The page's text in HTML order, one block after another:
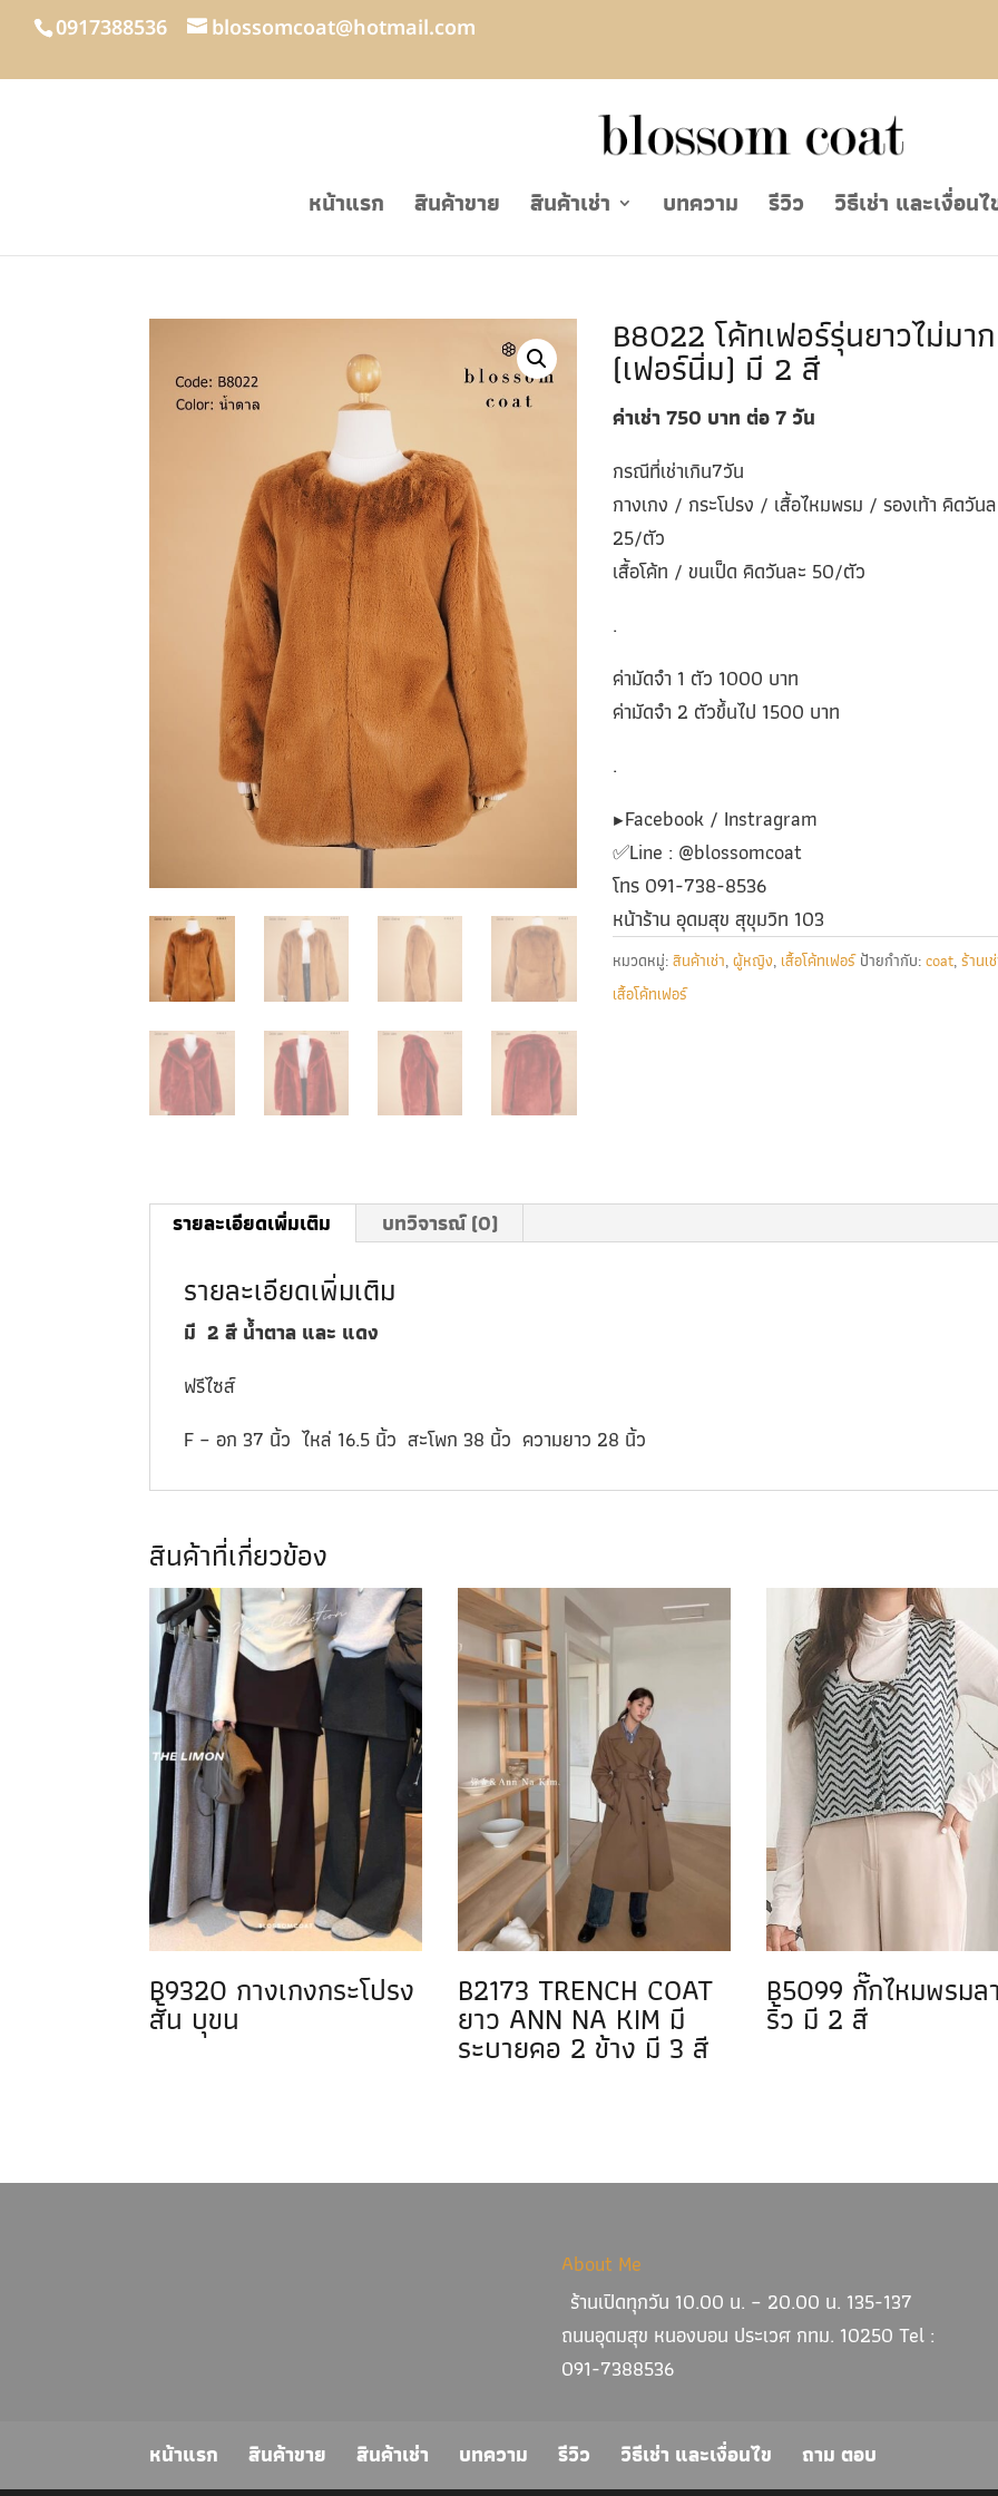
0917388536 blossomcoat@hotmail.com
หน้าแรก สินค้าขาย สินค้าเช่า บทความ รีวิว วิธีเช่า และเงื่อนไ
B8022 โค้ทเฟอร์รุ่นยาวไม่มาก
(เฟอร์นิ่ม) มี 2 สี
ค่าเช่า 750 บาท ต่อ 7 วัน
กรณีที่เช่าเกิน7วัน
กางเกง / กระโปรง / เสื้อไหมพรม / รองเท้า คิดวัน
25/ตัว
เสื้อโค้ท / ขนเป็ด คิดวันละ 50/ตัว
.
ค่ามัดจำ 1 ตัว 1000 บาท
ค่ามัดจำ 2 ตัวขึ้นไป 1500 บาท
.
▶️Facebook / Instragram
✅️Line : @blossomcoat
โทร 091-738-8536
หน้าร้าน อุดมสุข สุขุมวิท 103
หมวดหมู่:สินค้าเช่า,ผู้หญิง, เสื้อโค้ทเฟอร์ ป้ายกำกับ:coat,ร้านเ
เสื้อโค้ทเฟอร์
รายละเอียดเพิ่มเติม บทวิจารณ์ (0)
รายละเอียดเพิ่มเติม
มี 2 สี น้ำตาล และ แดง
ฟรีไซส์
F – อก 37 นิ้ว ไหล่ 16.5 นิ้ว สะโพก 38 นิ้ว ความยาว 28 นิ้ว
สินค้าที่เกี่ยวข้อง
B9320 กางเกงกระโปรง
สั้น บุขน
B2173 TRENCH COAT
ยาว ANN NA KIM มี
ระบายคอ 2 ข้าง มี 3 สี
B5099 กั๊กไหมพรมล
ริ้ว มี 2 สี
About Me
ร้านเปิดทุกวัน 10.00 น. – 20.00 น. 135-137
ถนนอุดมสุข หนองบอน ประเวศ กทม. 10250 Tel :
091-7388536
หน้าแรก สินค้าขาย สินค้าเช่า บทความ รีวิว วิธีเช่า และเงื่อนไข ถาม ตอบ